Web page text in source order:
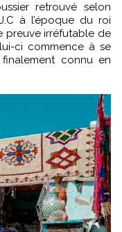
retrouvé selon
à l’époque du roi
preuve irréfutable de
ci commence à se
connu en